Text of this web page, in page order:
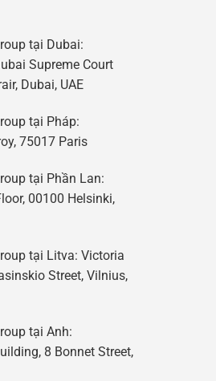
tại Dubai:
Supreme Court
Dubai, UAE
tại Pháp:
75017 Paris
tại Phần Lan:
00100 Helsinki,
tại Litva: Victoria
Street, Vilnius,
tại Anh:
8 Bonnet Street,